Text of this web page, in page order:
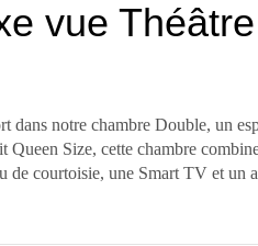
vue Théâtre
dans notre chambre Double, un
Queen Size, cette chambre
de courtoisie, une Smart TV et